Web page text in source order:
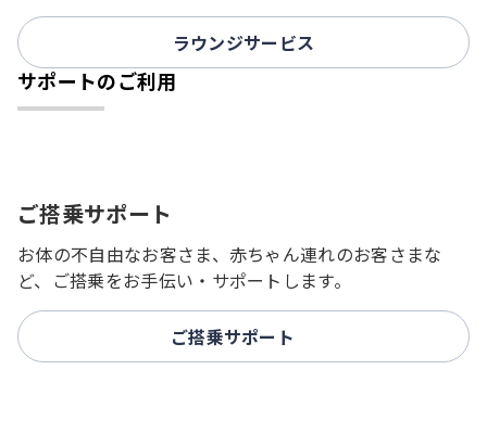
ラウンジサービス
サポートのご利用
ご搭乗サポート
お体の不自由なお客さま、赤ちゃん連れのお客さまな
ど、ご搭乗をお手伝い・サポートします。
ご搭乗サポート